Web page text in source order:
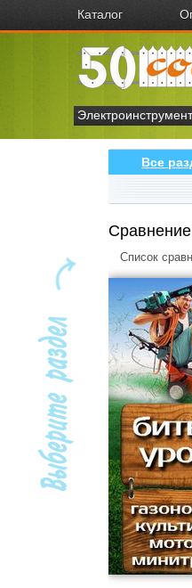
Каталог
Электроинструмент
Все
Список